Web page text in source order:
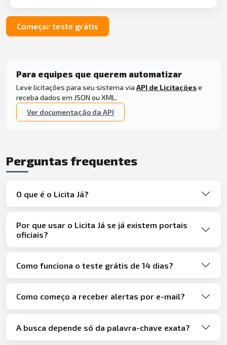
Começar teste grátis
Para equipes que querem automatizar
Leve licitações para seu sistema via API de Licitaçõese
receba dados em JSON ou XML.
Ver documentação da API
Perguntas frequentes
O que é o Licita Já?
Por que usar o Licita Já se já existem portais
oficiais?
Como funciona o teste grátis de 14 dias?
Como começo a receber alertas por e-mail?
A busca depende só da palavra-chave exata?